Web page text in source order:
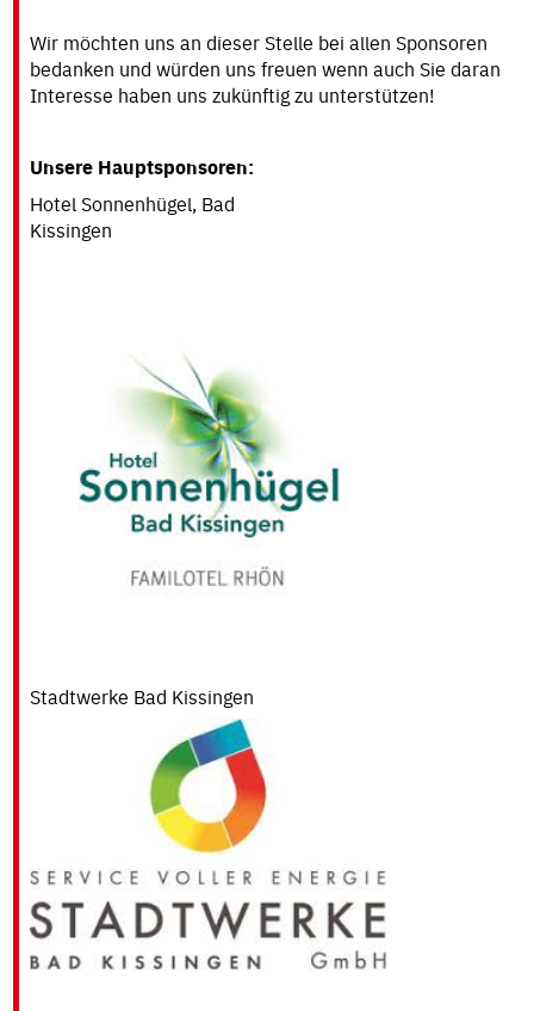
LANDESLIGA
UND
HÖHER
ERW.
KINDER-
UND
JUGENDMANNSCHAFTEN
VEREINS­
BAD
KISSINGEN
SPONSOREN
SPIELERBÖRSE
Wir möchten uns an dieser Stelle bei allen Sponsoren
bedanken und würden uns freuen wenn auch Sie daran
Interesse haben uns zukünftig zu unterstützen!
Unsere Hauptsponsoren:
Hotel Sonnenhügel, Bad
Stadtwerke Bad Kissingen